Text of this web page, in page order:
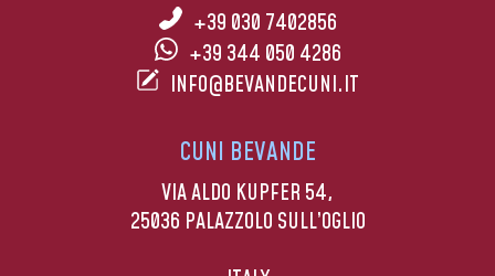
+39 030 7402856
+39 344 050 4286
INFO@BEVANDECUNI.IT
CUNI BEVANDE
VIA ALDO KUPFER 54,
25036 PALAZZOLO SULL’OGLIO